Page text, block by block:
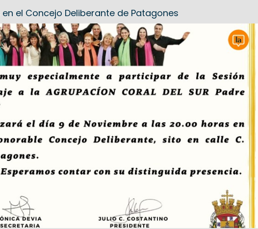
el Concejo Deliberante de Patagones